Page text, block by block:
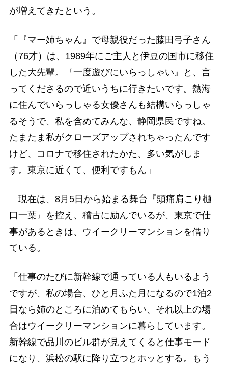
が増えてきたという。
「『マー姉ちゃん』で母親役だった藤田弓子さん
（76才）は、1989年にご主人と伊豆の国市に移住
した大先輩。『一度遊びにいらっしゃい』と、言
ってくださるので近いうちに行きたいです。熱海
に住んでいらっしゃる女優さんも結構いらっしゃ
るそうで、私を含めてみんな、静岡県民ですね。
たまたま私がクローズアップされちゃったんです
けど、コロナで移住されたかた、多い気がしま
す。東京に近くて、便利ですもん」
現在は、8月5日から始まる舞台『頭痛肩こり樋
口一葉』を控え、稽古に励んでいるが、東京で仕
事があるときは、ウイークリーマンションを借り
ている。
「仕事のたびに新幹線で通っている人もいるよう
ですが、私の場合、ひと月ふた月になるので1泊2
日なら姉のところに泊めてもらい、それ以上の場
合はウイークリーマンションに暮らしています。
新幹線で品川のビル群が見えてくると仕事モード
になり、浜松の駅に降り立つとホッとする。もう